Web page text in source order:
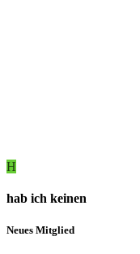
H
hab ich keinen
Neues Mitglied